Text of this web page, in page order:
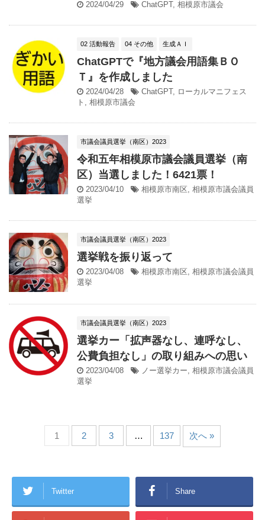
2024/04/29 ChatGPT, 相模原市議会
02 活動報告 04 その他 生成ＡＩ
ChatGPTで『地方議会用語集ＢＯ
Ｔ』を作成しました
2024/04/28 ChatGPT, ローカルマニフェス
ト , 相模原市議会
市議会議員選挙（南区）2023
令和五年相模原市議会議員選挙（南
区）当選しました！6421票！
2023/04/10 相模原市南区, 相模原市議会議員
選挙
市議会議員選挙（南区）2023
選挙戦を振り返って
2023/04/08 相模原市南区, 相模原市議会議員
選挙
市議会議員選挙（南区）2023
選挙カー「拡声器なし、連呼なし、
公費負担なし」の取り組みへの思い
2023/04/08 ノー選挙カー, 相模原市議会議員
選挙
1 2 3 … 137 次へ »
Twitter Share